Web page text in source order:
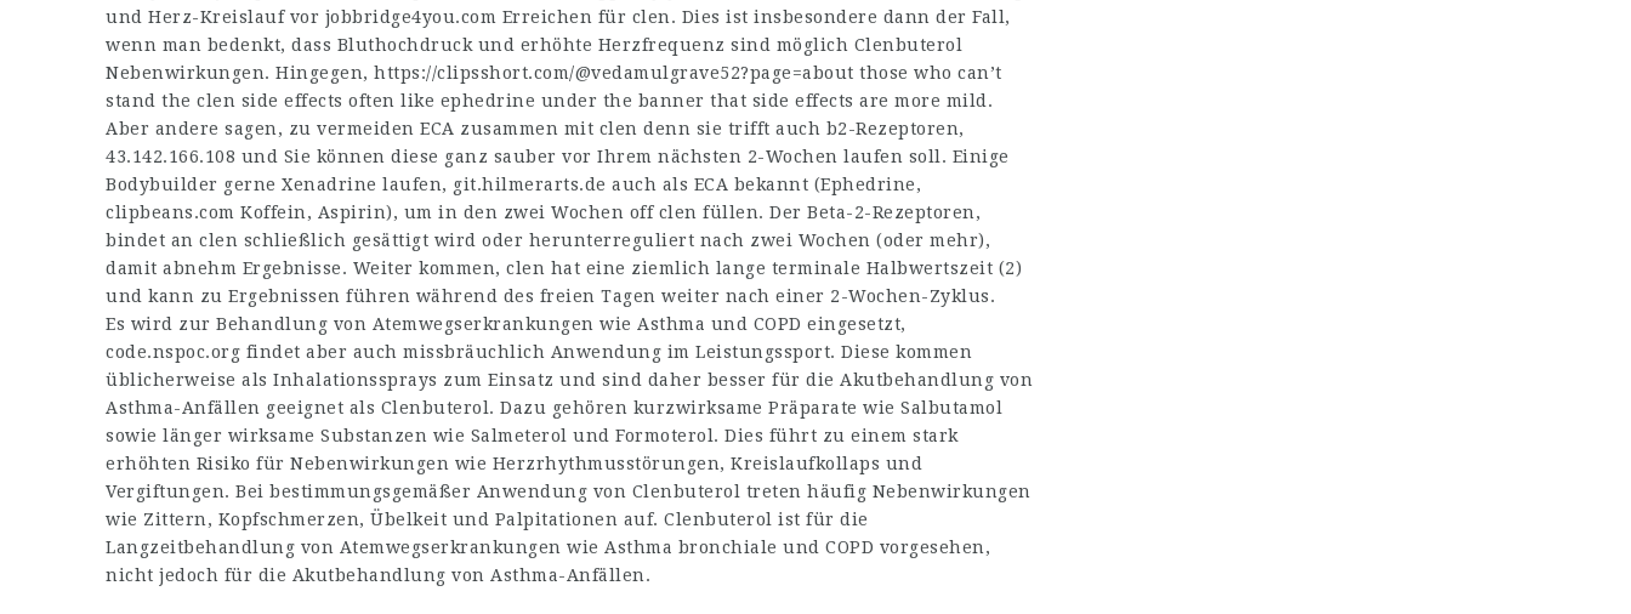
und Herz-Kreislauf vor jobbridge4you.com Erreichen für clen. Dies ist insbesondere dann der Fall,
wenn man bedenkt, dass Bluthochdruck und erhöhte Herzfrequenz sind möglich Clenbuterol
Nebenwirkungen. Hingegen, https://clipsshort.com/@vedamulgrave52?page=about those who can’t
stand the clen side effects often like ephedrine under the banner that side effects are more mild.
Aber andere sagen, zu vermeiden ECA zusammen mit clen denn sie trifft auch b2-Rezeptoren,
43.142.166.108 und Sie können diese ganz sauber vor Ihrem nächsten 2-Wochen laufen soll. Einige
Bodybuilder gerne Xenadrine laufen, git.hilmerarts.de auch als ECA bekannt (Ephedrine,
clipbeans.com Koffein, Aspirin), um in den zwei Wochen off clen füllen. Der Beta-2-Rezeptoren,
bindet an clen schließlich gesättigt wird oder herunterreguliert nach zwei Wochen (oder mehr),
damit abnehm Ergebnisse. Weiter kommen, clen hat eine ziemlich lange terminale Halbwertszeit (2)
und kann zu Ergebnissen führen während des freien Tagen weiter nach einer 2-Wochen-Zyklus.
Es wird zur Behandlung von Atemwegserkrankungen wie Asthma und COPD eingesetzt,
code.nspoc.org findet aber auch missbräuchlich Anwendung im Leistungssport. Diese kommen
üblicherweise als Inhalationssprays zum Einsatz und sind daher besser für die Akutbehandlung von
Asthma-Anfällen geeignet als Clenbuterol. Dazu gehören kurzwirksame Präparate wie Salbutamol
sowie länger wirksame Substanzen wie Salmeterol und Formoterol. Dies führt zu einem stark
erhöhten Risiko für Nebenwirkungen wie Herzrhythmusstörungen, Kreislaufkollaps und
Vergiftungen. Bei bestimmungsgemäßer Anwendung von Clenbuterol treten häufig Nebenwirkungen
wie Zittern, Kopfschmerzen, Übelkeit und Palpitationen auf. Clenbuterol ist für die
Langzeitbehandlung von Atemwegserkrankungen wie Asthma bronchiale und COPD vorgesehen,
nicht jedoch für die Akutbehandlung von Asthma-Anfällen.